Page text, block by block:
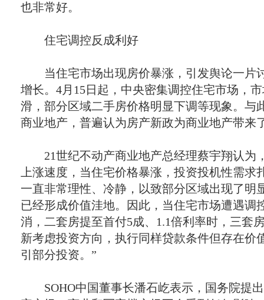
也非常好。
住宅调控反成利好
当住宅市场出现房价暴涨，引发舆论一片
增长。 4月 15日起 ，中央密集调控住宅市场，
滑，部分区域二手房价格明显下调等现象。与
商业地产，普遍认为房产新政为商业地产带来
21世纪不动产商业地产总经理蔡宇翔认为
上涨速度，当住宅价格暴涨，投资投机性需
一直非常理性、冷静，以致部分区域出现了明
已经形成价值洼地。因此，当住宅市场遭遇调
消，二套房提至首付5成、 1.1倍利率时，三套
新考虑投资方向，执行同样贷款条件但存在价
引部分投资。”
SOHO中国董事长潘石屹表示，国务院提